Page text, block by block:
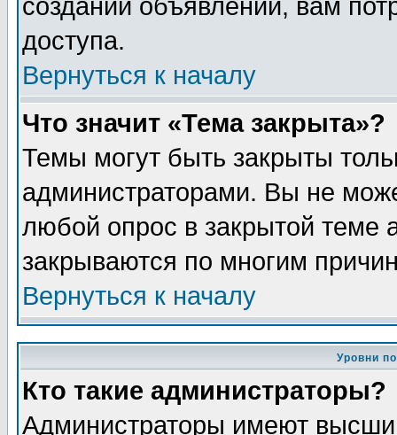
создании объявлений, вам
доступа.
Вернуться к началу
Что значит «Тема закрыта»?
Темы могут быть закрыты
администраторами. Вы не
любой опрос в закрытой теме
закрываются по многим
Вернуться к началу
Уровни
Кто такие администраторы?
Администраторы имеют